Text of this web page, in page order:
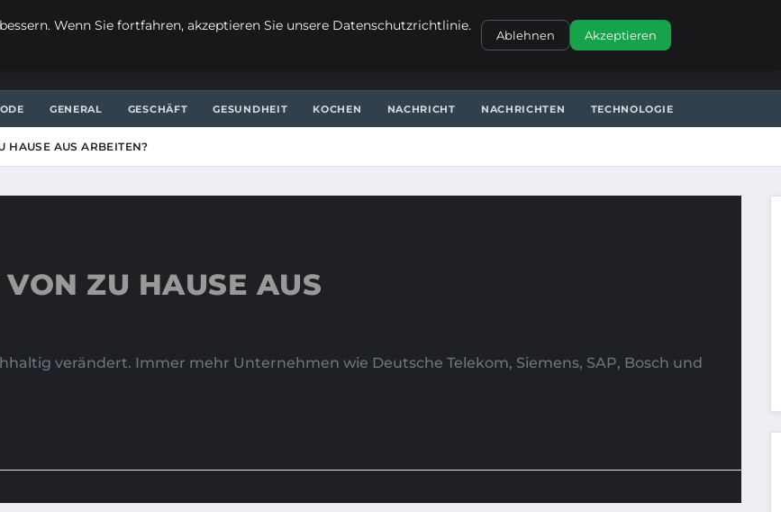
GENERAL GESCHÄFT GESUNDHEIT KOCHEN NACHRICHT NACHRICHTEN TECHNOLOGIE
HAUSE AUS ARBEITEN?
ZU HAUSE AUS
verändert. Immer mehr Unternehmen wie Deutsche Telekom, Siemens, SAP, Bosch und
Wenn Sie fortfahren, akzeptieren Sie unsere Datenschutzrichtlinie.
Ablehnen Akzeptieren